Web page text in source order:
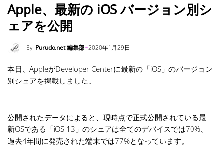
Apple、最新の iOS バージョン別シ
ェアを公開
By Purudo.net 編集部 2020年1月29日
本日、AppleがDeveloper Centerに最新の「iOS」のバージョン
別シェアを掲載しました。
公開されたデータによると、現時点で正式公開されている最
新OSである「iOS 13」のシェアは全てのデバイスでは70%、
過去4年間に発売された端末では77%となっています。